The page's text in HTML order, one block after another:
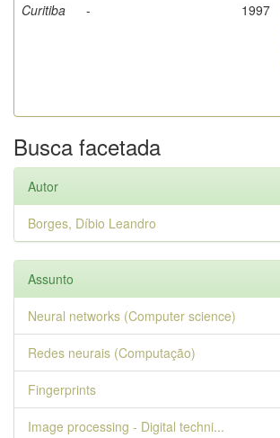
Curitiba - 1997
Busca facetada
Autor
Borges, Díbio Leandro
Assunto
Neural networks (Computer science)
Redes neurais (Computação)
Fingerprints
Image processing - Digital techni...